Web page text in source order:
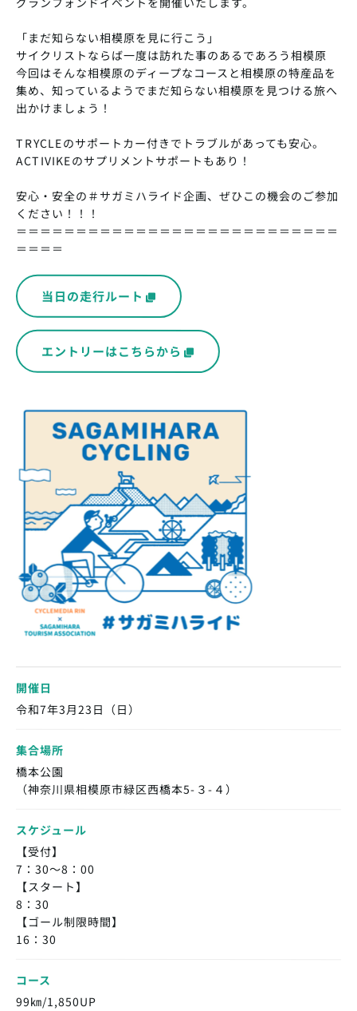
「まだ知らない相模原を見に行こう」
サイクリストならば一度は訪れた事のあるであろう相模原
今回はそんな相模原のディープなコースと相模原の特産品を
集め、知っているようでまだ知らない相模原を見つける旅へ
出かけましょう！
TRYCLEのサポートカー付きでトラブルがあっても安心。
ACTIVIKEのサプリメントサポートもあり！
安心・安全の＃サガミハライド企画、ぜひこの機会のご参加
ください！！！
＝＝＝＝＝＝＝＝＝＝＝＝＝＝＝＝＝＝＝＝＝＝＝＝＝＝＝
＝＝＝＝
当日の走行ルート
エントリーはこちらから
開催日
令和7年3月23日（日）
集合場所
橋本公園
（神奈川県相模原市緑区西橋本5-３-４）
スケジュール
【受付】
7：30～8：00
【スタート】
8：30
【ゴール制限時間】
16：30
コース
99㎞/1,850UP